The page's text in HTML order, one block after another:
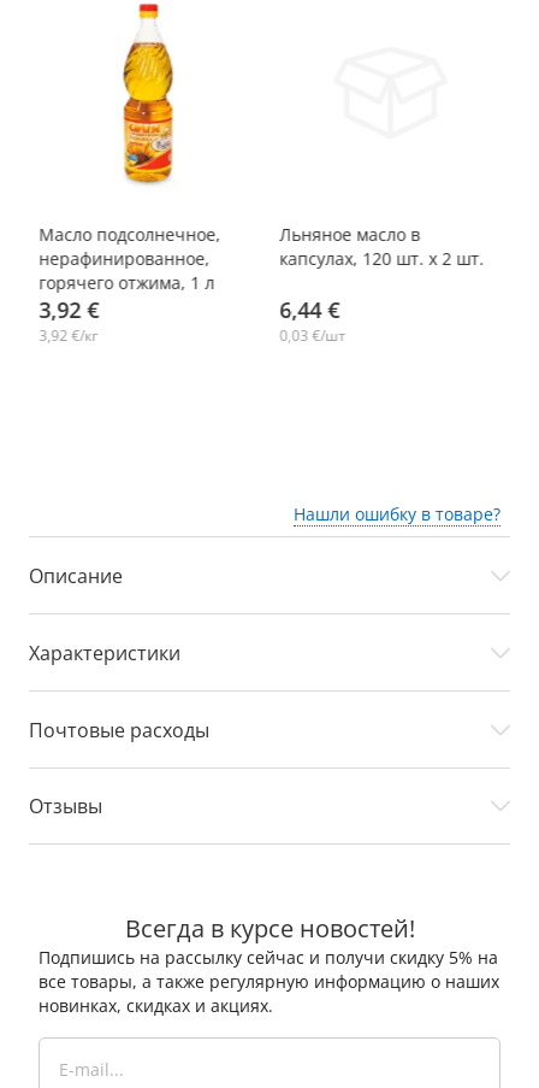
Масло подсолнечное,
нерафинированное,
горячего отжима, 1 л
3,92 €
3,92 €/кг
-14%
Льняное масло в
капсулах, 120 шт. х 2 шт.
6,44 €
0,03 €/шт
Нашли ошибку в товаре?
Описание
Характеристики
Почтовые расходы
Отзывы
Всегда в курсе новостей!
Подпишись на рассылку сейчас и получи скидку 5% на
все товары, а также регулярную информацию о наших
новинках, скидках и акциях.